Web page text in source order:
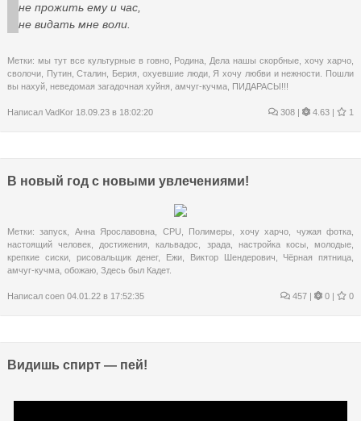
не прожить ему и час,
не видать мне воли.
Метки: мы тут все культурные в говно, Родина Дела нашы скорбные ,хочу харчо
сволочи
Путин,Сталин Берия охуевшие люди, Я хочу любви и нежности. Пошли
вы нахуй неведомая загадочная хуйня амчуг-кучма ПИДАРАСЫ!!!
Написал VadKor 18.09.23 в 18:02:20 308 | 4.63 | 1
В новый год с новыми увлечениями!
Метки:запуск Анна Ярославовна CPU Полимеры хочу харчо чужая фотка
настоящий человек
достижения ,кальвадос зрада, настройка косы ,молодые
крепкие сиски, рисовальщик денег, Ежи Виктор Шендерович Чёрная пятница
амчуг-кучма обожаю Здесь был Кадет.
Написал coen 04.01.22 в 17:52:35 457 | 0 | 0
Видишь спирт — пей!